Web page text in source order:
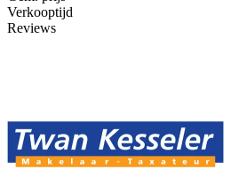
Verkooptijd
Reviews